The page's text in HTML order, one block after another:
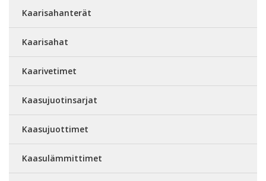
Kaarisahanterät
Kaarisahat
Kaarivetimet
Kaasujuotinsarjat
Kaasujuottimet
Kaasulämmittimet